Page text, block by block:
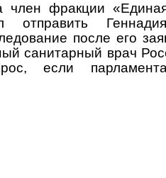
член фракции
отправить
после его
санитарный врач
если